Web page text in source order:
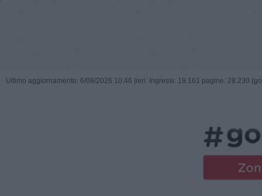
Ultimo aggiornamento: 6/08/2026 10:46 | ieri: Ingressi: 19.161 pagine: 28.230